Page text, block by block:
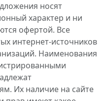
носят
характер и ни
офертой. Все
интернет-источников
Наименования
Их наличие на сайте